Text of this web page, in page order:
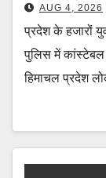
AUG 4, 2026
प्रदेश के हजारों
पुलिस में
हिमाचल प्रदेश